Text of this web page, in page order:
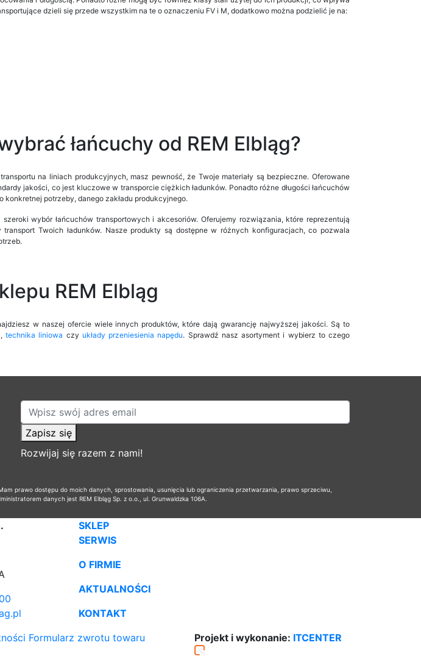
dzieli się przede wszystkim na te o oznaczeniu FV i M, dodatkowo można podzielić je na:
łańcuchy od REM Elbląg?
na liniach produkcyjnych, masz pewność, że Twoje materiały są bezpieczne. Oferowane
jakości, co jest kluczowe w transporcie ciężkich ładunków. Ponadto różne długości łańcuchów
potrzeby, danego zakładu produkcyjnego.
wybór łańcuchów transportowych i akcesoriów. Oferujemy rozwiązania, które reprezentują
Twoich ładunków. Nasze produkty są dostępne w różnych konfiguracjach, co pozwala
REM Elbląg
w naszej ofercie wiele innych produktów, które dają gwarancję najwyższej jakości. Są to
,technika liniowa czy układy przeniesienia napędu. Sprawdź nasz asortyment i wybierz to czego
Zapisz się
Rozwijaj się razem z nami!
prawo dostępu do moich danych, sprostowania, usunięcia lub ograniczenia przetwarzania, prawo sprzeciwu,
danych jest REM Elbląg Sp. z o.o., ul. Grunwaldzka 106A.
SKLEP
SERWIS
O FIRMIE
AKTUALNOŚCI
KONTAKT
Formularz zwrotu towaru Projekt i wykonanie: ITCENTER